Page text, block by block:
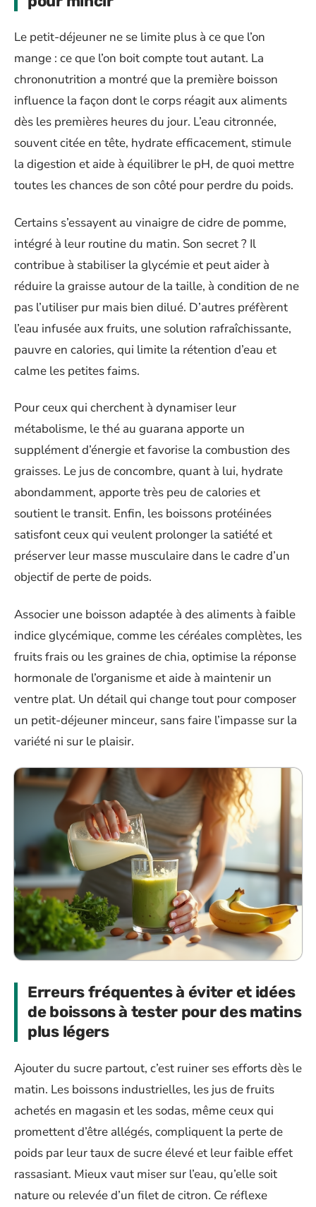
Le petit-déjeuner ne se limite plus à ce que l’on
mange : ce que l’on boit compte tout autant. La
chrononutrition a montré que la première boisson
influence la façon dont le corps réagit aux aliments
dès les premières heures du jour. L’eau citronnée,
souvent citée en tête, hydrate efficacement, stimule
la digestion et aide à équilibrer le pH, de quoi mettre
toutes les chances de son côté pour perdre du poids.
Certains s’essayent au vinaigre de cidre de pomme,
intégré à leur routine du matin. Son secret ? Il
contribue à stabiliser la glycémie et peut aider à
réduire la graisse autour de la taille, à condition de ne
pas l’utiliser pur mais bien dilué. D’autres préfèrent
l’eau infusée aux fruits, une solution rafraîchissante,
pauvre en calories, qui limite la rétention d’eau et
calme les petites faims.
Pour ceux qui cherchent à dynamiser leur
métabolisme, le thé au guarana apporte un
supplément d’énergie et favorise la combustion des
graisses. Le jus de concombre, quant à lui, hydrate
abondamment, apporte très peu de calories et
soutient le transit. Enfin, les boissons protéinées
satisfont ceux qui veulent prolonger la satiété et
préserver leur masse musculaire dans le cadre d’un
objectif de perte de poids.
Associer une boisson adaptée à des aliments à faible
indice glycémique, comme les céréales complètes, les
fruits frais ou les graines de chia, optimise la réponse
hormonale de l’organisme et aide à maintenir un
ventre plat. Un détail qui change tout pour composer
un petit-déjeuner minceur, sans faire l’impasse sur la
variété ni sur le plaisir.
Erreurs fréquentes à éviter et idées
de boissons à tester pour des matins
plus légers
Ajouter du sucre partout, c’est ruiner ses efforts dès le
matin. Les boissons industrielles, les jus de fruits
achetés en magasin et les sodas, même ceux qui
promettent d’être allégés, compliquent la perte de
poids par leur taux de sucre élevé et leur faible effet
rassasiant. Mieux vaut miser sur l’eau, qu’elle soit
nature ou relevée d’un filet de citron. Ce réflexe